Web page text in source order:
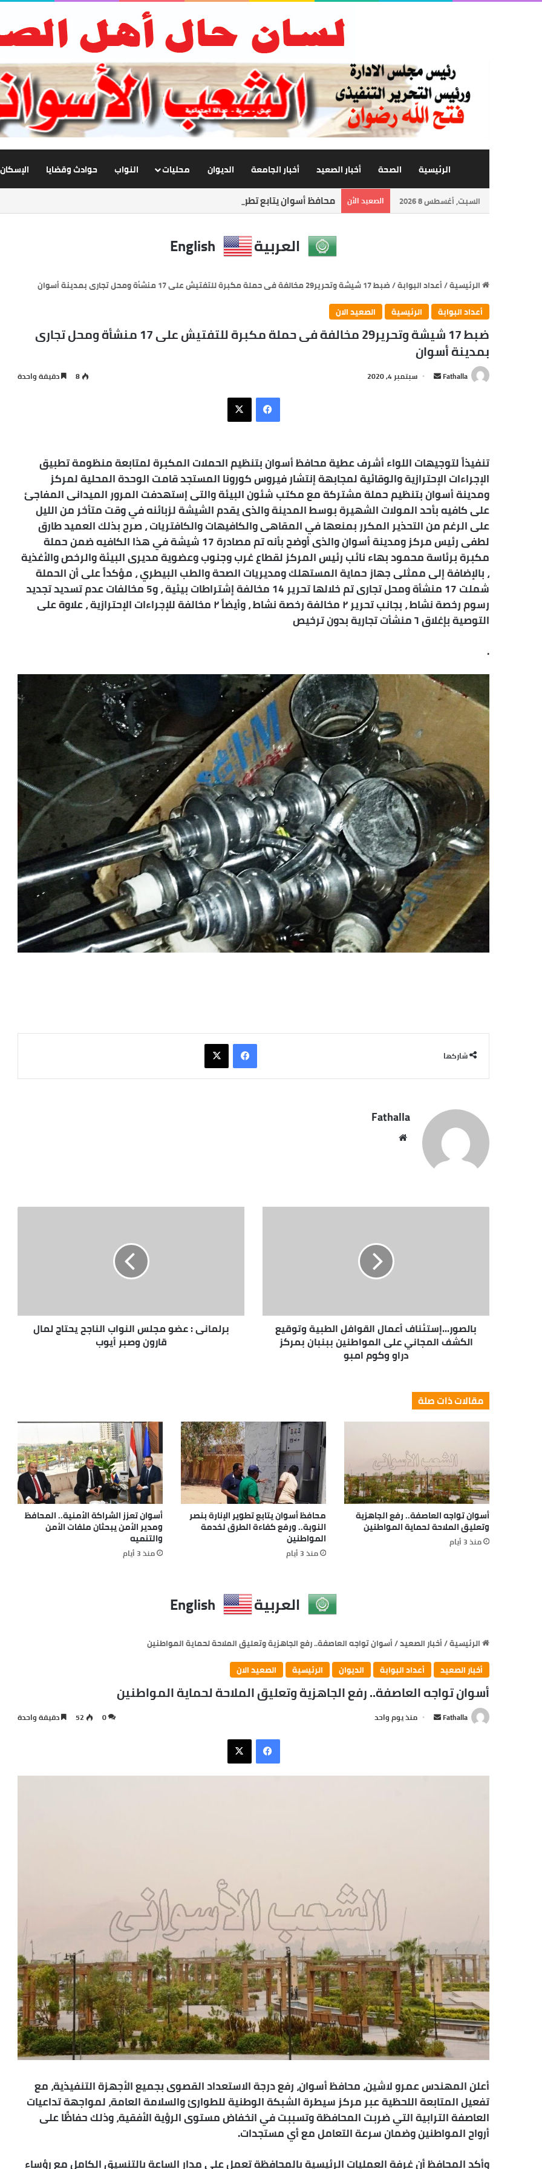
الرئيسية الصحة أخبار الصعيد أخبار الجامعة الديوان محليات النواب حوادث وقضايا الإسكان
السبت, أغسطس 8 2026 الصعيد الأن محافظ أسوان يتابع تطوير الإنارة بنصر النوبة.. ورفع كفاءة الطرق لخدمة المواطنين
العربية English
الرئيسية/أعداد البوابة/ضبط 17 شيشة وتحرير29 مخالفة فى حملة مكبرة للتفتيش على 17 منشأة ومحل تجارى بمدينة أسوان
أعداد البوابة
الرئيسية الصعيد الان
ضبط 17 شيشة وتحرير29 مخالفة فى حملة مكبرة للتفتيش على 17 منشأة ومحل تجارى
بمدينة أسوان
Fathalla
أرسل سبتمبر 4, 2020 8 دقيقة واحدة
فيسبوك
X
تنفيذاً لتوجيهات اللواء أشرف عطية محافظ أسوان بتنظيم الحملات المكبرة لمتابعة منظومة تطبيق
الإجراءات الإحترازية والوقائية لمجابهة إنتشار فيروس كورونا المستجد قامت الوحدة المحلية لمركز
ومدينة أسوان بتنظيم حملة مشتركة مع مكتب شئون البيئة والتى إستهدفت المرور الميدانى المفاجئ
على كافيه بأحد المولات الشهيرة بوسط المدينة والذى يقدم الشيشة لزبائنه في وقت متأخر من الليل
على الرغم من التحذير المكرر بمنعها في المقاهى والكافيهات والكافتريات ، صرح بذلك العميد طارق
لطفى رئيس مركز ومدينة أسوان والذى أوضح بأنه تم مصادرة 17 شيشة في هذا الكافيه ضمن حملة
مكبرة برئاسة محمود بهاء نائب رئيس المركز لقطاع غرب وجنوب وعضوية مديرى البيئة والرخص والأغذية
، بالإضافة إلى ممثلى جهاز حماية المستهلك ومديريات الصحة والطب البيطري ، مؤكداً على أن الحملة
شملت 17 منشأة ومحل تجارى تم خلالها تحرير 14 مخالفة إشتراطات بيئية ، و5 مخالفات عدم تسديد تجديد
رسوم رخصة نشاط ، بجانب تحرير ٢ مخالفة رخصة نشاط ، وأيضاً ٢ مخالفة للإجراءات الإحترازية ، علاوة على
التوصية بإغلاق ٦ منشأت تجارية بدون ترخيص
.
شاركها
فيسبوك
X
Fathalla
بالصور...إستئناف أعمال القوافل الطبية وتوقيع
الكشف المجاني على المواطنين ببنبان بمركز
دراو وكوم امبو
برلمانى : عضو مجلس النواب الناجح يحتاج لمال
قارون وصبر أيوب
مقالات ذات صلة
أسوان تواجه العاصفة.. رفع الجاهزية
وتعليق الملاحة لحماية المواطنين
منذ 3 أيام
محافظ أسوان يتابع تطوير الإنارة بنصر
النوبة.. ورفع كفاءة الطرق لخدمة
المواطنين
منذ 3 أيام
أسوان تعزز الشراكة الأمنية.. المحافظ
ومدير الأمن يبحثان ملفات الأمن
والتنميه
منذ 3 أيام